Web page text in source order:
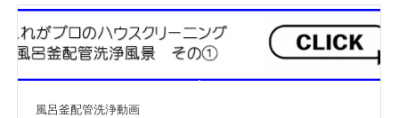
風呂釜配管洗浄動画